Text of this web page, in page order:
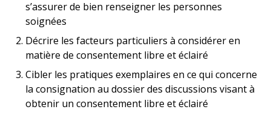
s’assurer de bien renseigner les personnes
soignées
Décrire les facteurs particuliers à considérer en
matière de consentement libre et éclairé
Cibler les pratiques exemplaires en ce qui concerne
la consignation au dossier des discussions visant à
obtenir un consentement libre et éclairé